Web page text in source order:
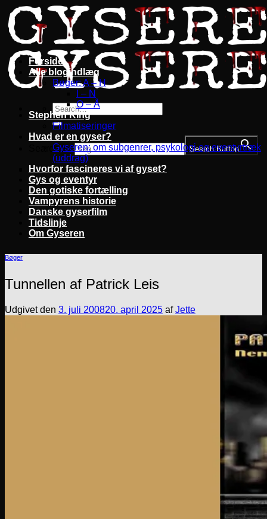
Fortsæt
til
indhold
Search for: Search Button
Forside
Alle blogindlæg
Bøger: A – H
I – N
O – Å
Stephen King
Filmatiseringer
Hvad er en gyser?
Gyseren: om subgenrer, psykologi og eventyrtræk
(uddrag)
Hvorfor fascineres vi af gyset?
Gys og eventyr
Den gotiske fortælling
Vampyrens historie
Danske gyserfilm
Tidslinje
Om Gyseren
Bøger
Tunnellen af Patrick Leis
Udgivet den 3. juli 200820. april 2025 afJette